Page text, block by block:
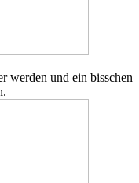
werden und ein bisschen